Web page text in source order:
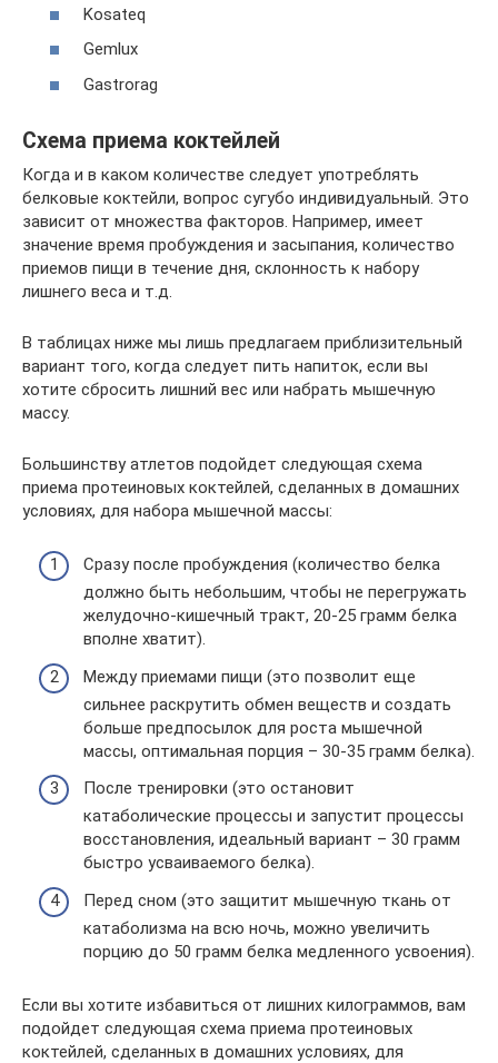
Kosateq
Gemlux
Gastrorag
Схема приема коктейлей
Когда и в каком количестве следует употреблять
белковые коктейли, вопрос сугубо индивидуальный. Это
зависит от множества факторов. Например, имеет
значение время пробуждения и засыпания, количество
приемов пищи в течение дня, склонность к набору
лишнего веса и т.д.
В таблицах ниже мы лишь предлагаем приблизительный
вариант того, когда следует пить напиток, если вы
хотите сбросить лишний вес или набрать мышечную
массу.
Большинству атлетов подойдет следующая схема
приема протеиновых коктейлей, сделанных в домашних
условиях, для набора мышечной массы:
Сразу после пробуждения (количество белка
должно быть небольшим, чтобы не перегружать
желудочно-кишечный тракт, 20-25 грамм белка
вполне хватит).
Между приемами пищи (это позволит еще
сильнее раскрутить обмен веществ и создать
больше предпосылок для роста мышечной
массы, оптимальная порция – 30-35 грамм белка).
После тренировки (это остановит
катаболические процессы и запустит процессы
восстановления, идеальный вариант – 30 грамм
быстро усваиваемого белка).
Перед сном (это защитит мышечную ткань от
катаболизма на всю ночь, можно увеличить
порцию до 50 грамм белка медленного усвоения).
Если вы хотите избавиться от лишних килограммов, вам
подойдет следующая схема приема протеиновых
коктейлей, сделанных в домашних условиях, для